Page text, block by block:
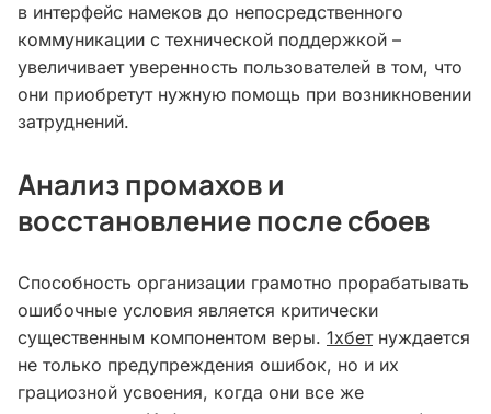
в интерфейс намеков до непосредственного
коммуникации с технической поддержкой –
увеличивает уверенность пользователей в том, что
они приобретут нужную помощь при возникновении
затруднений.
Анализ промахов и
восстановление после сбоев
Способность организации грамотно прорабатывать
ошибочные условия является критически
существенным компонентом веры. 1хбетнуждается
не только предупреждения ошибок, но и их
грациозной усвоения, когда они все же